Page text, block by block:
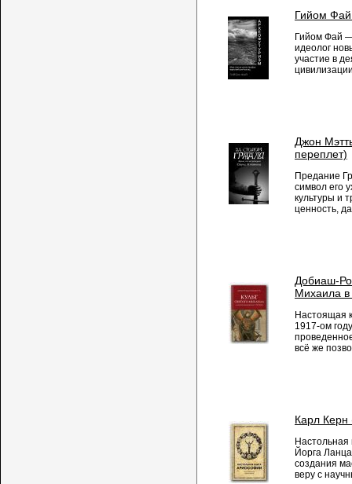
Гийом
Гийом Фай —
идеолог
участие в
Джон
переплет)
Предание
символ его
культуры и
ценность,
Добиаш-
Михаила в
Настоящая
1917-ом
всё же
Карл Керн
Йорга
создания
веру с